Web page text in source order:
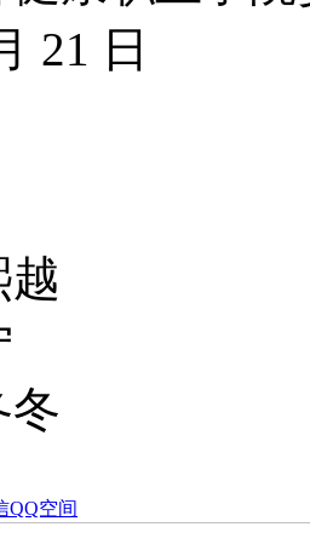
21 日
冬
QQ空间